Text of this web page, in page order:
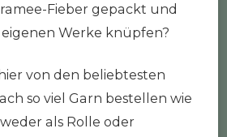
Fieber gepackt und
Werke knüpfen?
von den beliebtesten
so viel Garn bestellen wie
als Rolle oder